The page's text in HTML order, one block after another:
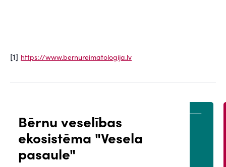
[1] https://www.bernureimatologija.lv
Bērnu veselības
ekosistēma "Vesela
pasaule"
PACIENTA PORTĀLS